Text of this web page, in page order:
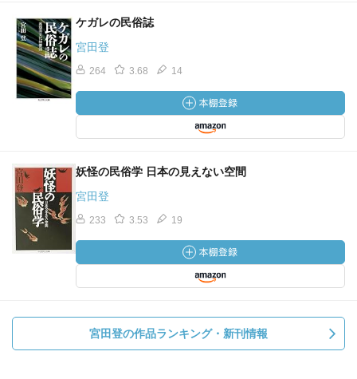
ケガレの民俗誌
宮田登
264 3.68 14
妖怪の民俗学 日本の見えない空間
宮田登
233 3.53 19
宮田登の作品ランキング・新刊情報